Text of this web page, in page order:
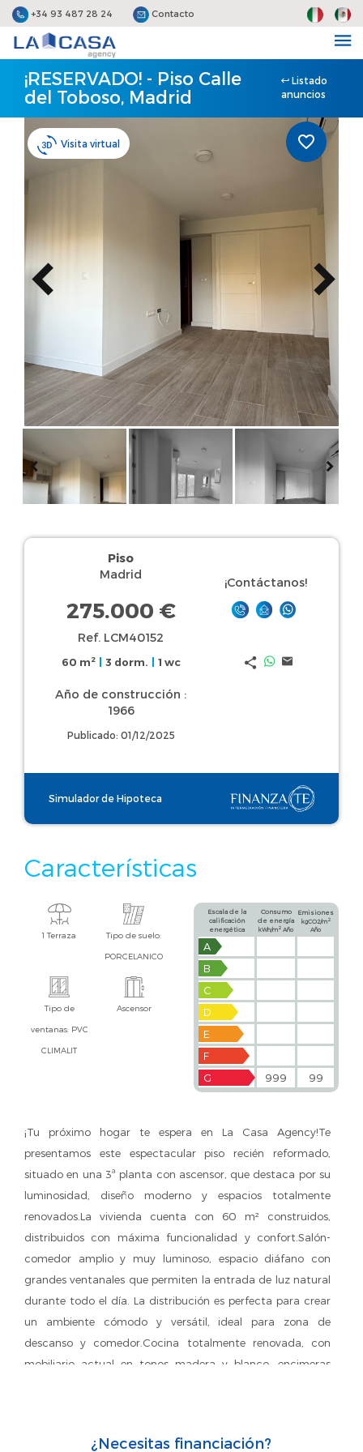
+34 93 487 28 24 Contacto
¡RESERVADO! - Piso Calle
del Toboso, Madrid
Listado
anuncios
Visita virtual
Piso
Madrid
275.000 €
Ref. LCM40152
60 m2 3 dorm. 1 wc
Año de construcción :
1966
Publicado: 01/12/2025
¡Contáctanos!
Simulador de Hipoteca
Características
1 Terraza Tipo de suelo:
PORCELANICO
Tipo de
ventanas: PVC
CLIMALIT
Ascensor
Escala de la
calificación
energética
Consumo
de energía
kWh/m2 Año
Emisiones
kgCO2/m 2
Año
A
B
C
D
E
F
G
999 99
¡Tu próximo hogar te espera en La Casa Agency!Te
presentamos este espectacular piso recién reformado,
situado en una 3ª planta con ascensor, que destaca por su
luminosidad, diseño moderno y espacios totalmente
renovados.La vivienda cuenta con 60 m² construidos,
distribuidos con máxima funcionalidad y confort.Salón-
comedor amplio y muy luminoso, espacio diáfano con
grandes ventanales que permiten la entrada de luz natural
durante todo el día. La distribución es perfecta para crear
un ambiente cómodo y versátil, ideal para zona de
descanso y comedor.Cocina totalmente renovada, con
mobiliario actual en tonos madera y blanco, encimeras
adicionales ideales como habitaciones infantiles, despacho
¿Necesitas financiación?